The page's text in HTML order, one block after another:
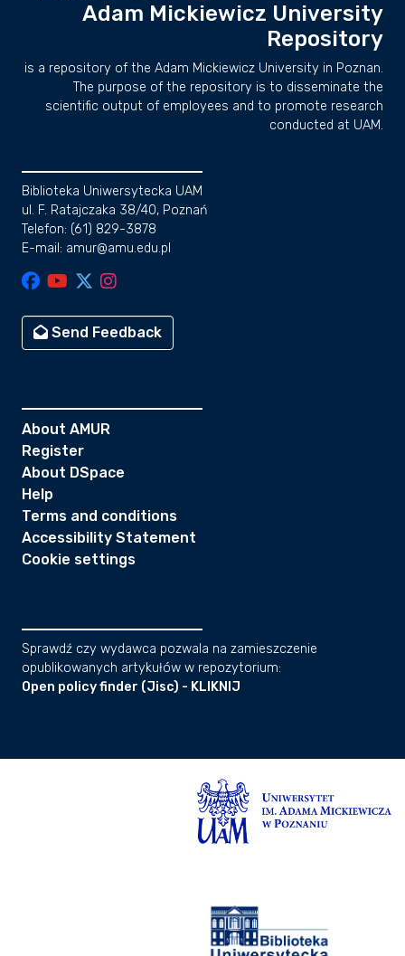
Adam Mickiewicz University
Repository
is a repository of the Adam Mickiewicz University in Poznan.
The purpose of the repository is to disseminate the
scientific output of employees and to promote research
conducted at UAM.
Biblioteka Uniwersytecka UAM
ul. F. Ratajczaka 38/40, Poznań
Telefon: (61) 829-3878
E-mail: amur@amu.edu.pl
Send Feedback
About AMUR
Register
About DSpace
Help
Terms and conditions
Accessibility Statement
Cookie settings
Sprawdź czy wydawca pozwala na zamieszczenie
opublikowanych artykułów w repozytorium:
Open policy finder (Jisc) - KLIKNIJ